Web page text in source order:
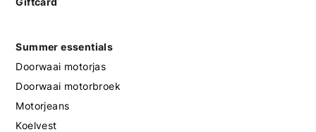
Summer essentials
Doorwaai motorjas
Doorwaai motorbroek
Motorjeans
Koelvest